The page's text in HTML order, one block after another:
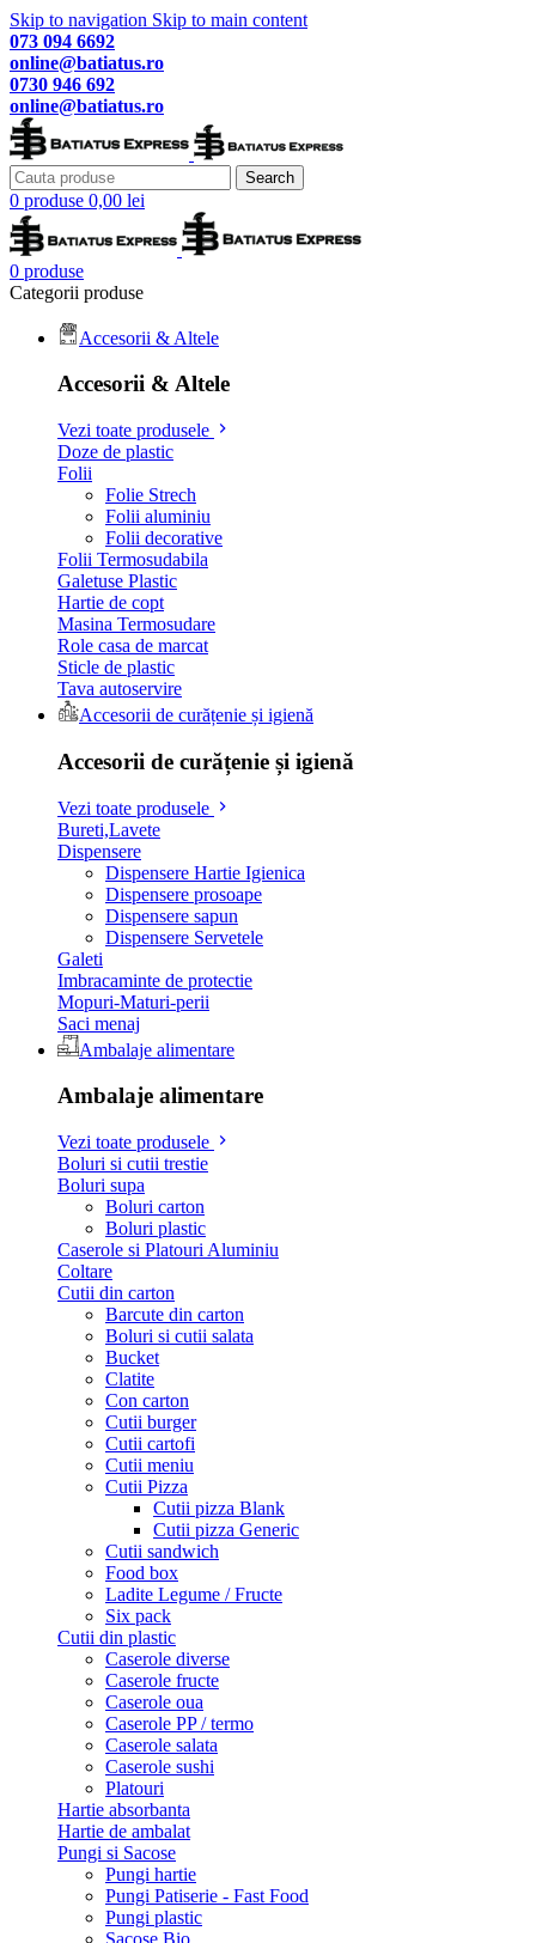
Skip to navigation Skip to main content
073 094 6692
online@batiatus.ro
0730 946 692
online@batiatus.ro
Search
0 produse 0,00 lei
0 produse
Categorii produse
Accesorii & Altele
Accesorii & Altele
Vezi toate produsele
Doze de plastic
Folii
Folie Strech
Folii aluminiu
Folii decorative
Folii Termosudabila
Galetuse Plastic
Hartie de copt
Masina Termosudare
Role casa de marcat
Sticle de plastic
Tava autoservire
Accesorii de curățenie și igienă
Accesorii de curățenie și igienă
Vezi toate produsele
Bureti,Lavete
Dispensere
Dispensere Hartie Igienica
Dispensere prosoape
Dispensere sapun
Dispensere Servetele
Galeti
Imbracaminte de protectie
Mopuri-Maturi-perii
Saci menaj
Ambalaje alimentare
Ambalaje alimentare
Vezi toate produsele
Boluri si cutii trestie
Boluri supa
Boluri carton
Boluri plastic
Caserole si Platouri Aluminiu
Coltare
Cutii din carton
Barcute din carton
Boluri si cutii salata
Bucket
Clatite
Con carton
Cutii burger
Cutii cartofi
Cutii meniu
Cutii Pizza
Cutii pizza Blank
Cutii pizza Generic
Cutii sandwich
Food box
Ladite Legume / Fructe
Six pack
Cutii din plastic
Caserole diverse
Caserole fructe
Caserole oua
Caserole PP / termo
Caserole salata
Caserole sushi
Platouri
Hartie absorbanta
Hartie de ambalat
Pungi si Sacose
Pungi hartie
Pungi Patiserie - Fast Food
Pungi plastic
Sacose Bio